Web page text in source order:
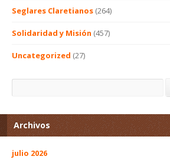
Seglares Claretianos (264)
Solidaridad y Misión (457)
Uncategorized (27)
Archivos
julio 2026